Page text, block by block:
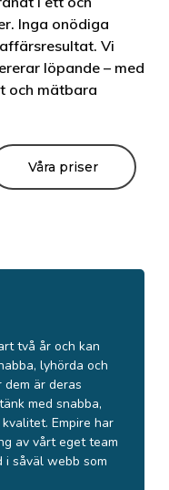
Inga onödiga
Vi
löpande – med
och mätbara
Våra priser
två år och kan
lyhörda och
dem är deras
med snabba,
Empire har
av vårt eget team
såväl webb som